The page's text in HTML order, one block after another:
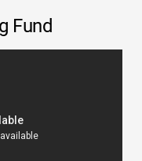
Fund